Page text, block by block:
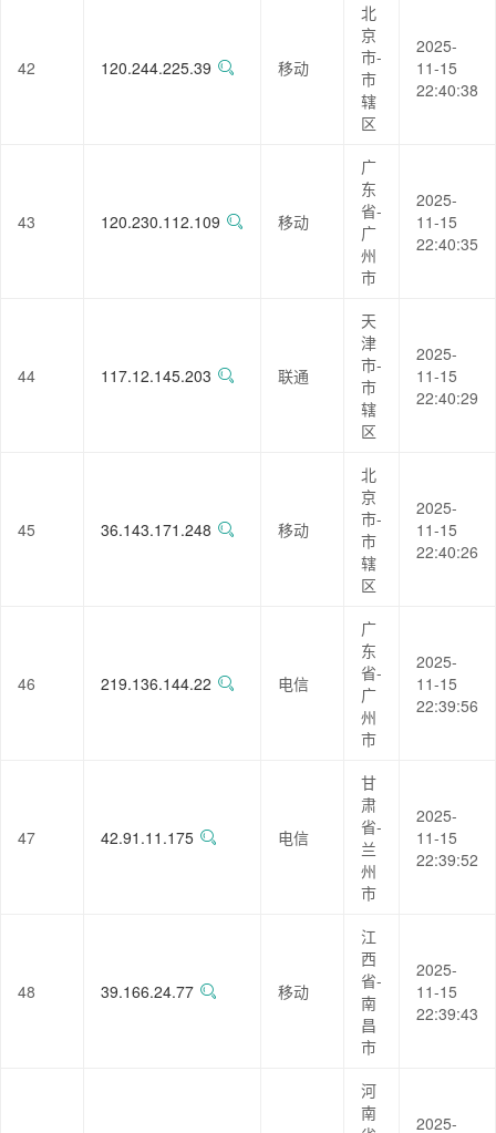
42 120.244.225.39 移动
北
京
市-
市
辖
区
2025-
11-15
22:40:38
43 120.230.112.109 移动
广
东
省-
广
州
市
2025-
11-15
22:40:35
44 117.12.145.203 联通
天
津
市-
市
辖
区
2025-
11-15
22:40:29
45 36.143.171.248 移动
北
京
市-
市
辖
区
2025-
11-15
22:40:26
46 219.136.144.22 电信
广
东
省-
广
州
市
2025-
11-15
22:39:56
47 42.91.11.175 电信
甘
肃
省-
兰
州
市
2025-
11-15
22:39:52
48 39.166.24.77 移动
江
西
省-
南
昌
市
2025-
11-15
22:39:43
河
南
2025-